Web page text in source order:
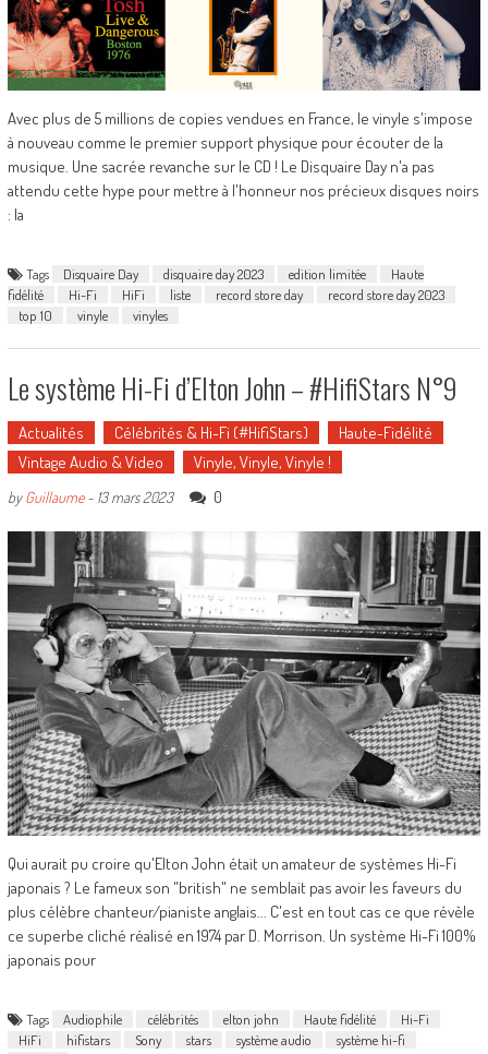
Avec plus de 5 millions de copies vendues en France, le vinyle s'impose
à nouveau comme le premier support physique pour écouter de la
musique. Une sacrée revanche sur le CD ! Le Disquaire Day n'a pas
attendu cette hype pour mettre à l'honneur nos précieux disques noirs
: la
Tags Disquaire Day disquaire day 2023 edition limitée
Haute
fidélité
Hi-Fi HiFi liste record store day
record store day 2023
top 10
vinyle vinyles
Le système Hi-Fi d’Elton John – #HifiStars N°9
Actualités Célébrités & Hi-Fi (#HifiStars)
Haute-Fidélité
Vintage Audio & Video
Vinyle, Vinyle, Vinyle !
byGuillaume- 13 mars 2023 0
Qui aurait pu croire qu'Elton John était un amateur de systèmes Hi-Fi
japonais ? Le fameux son "british" ne semblait pas avoir les faveurs du
plus célèbre chanteur/pianiste anglais... C'est en tout cas ce que révèle
ce superbe cliché réalisé en 1974 par D. Morrison. Un système Hi-Fi 100%
japonais pour
Tags Audiophile célébrités elton john Haute fidélité
Hi-Fi
HiFi
hifistars Sony stars système audio
système hi-fi